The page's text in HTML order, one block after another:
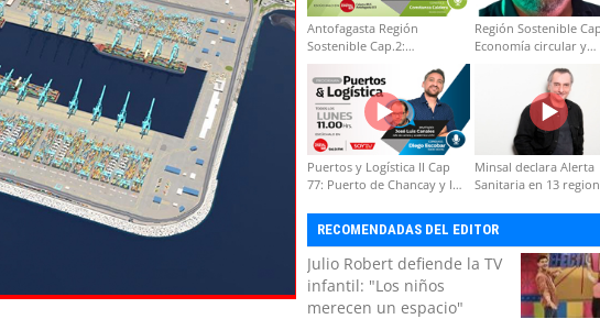
Antofagasta Región
Sostenible Cap.2:
Educación ambiental y
formación de capacidades
técnicas
Región Sostenible
Economía circular y
Puertos y Logística II Cap
77: Puerto de Chancay y la
Minsal declara Alerta
Sanitaria en 13
RECOMENDADAS DEL EDITOR
Julio Robert defiende la TV
infantil: "Los niños
merecen un espacio"